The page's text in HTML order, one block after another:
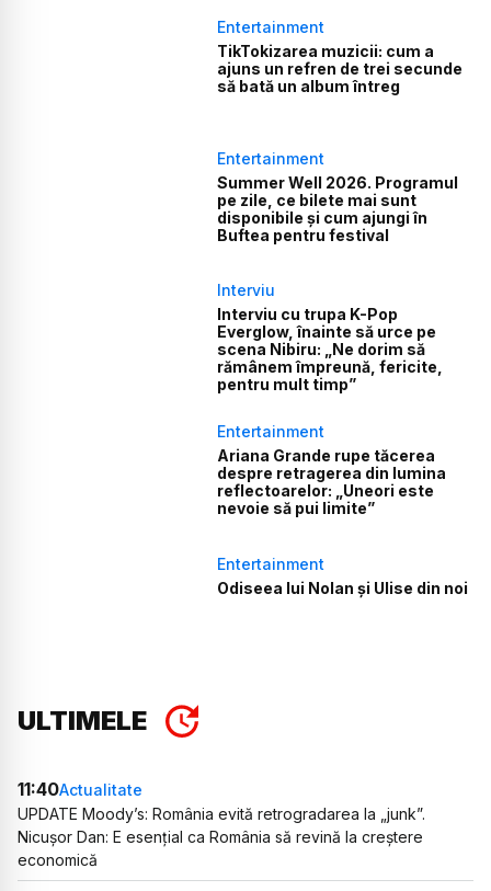
Entertainment
TikTokizarea muzicii: cum a
ajuns un refren de trei secunde
să bată un album întreg
Entertainment
Summer Well 2026. Programul
pe zile, ce bilete mai sunt
disponibile și cum ajungi în
Buftea pentru festival
Interviu
Interviu cu trupa K-Pop
Everglow, înainte să urce pe
scena Nibiru: „Ne dorim să
rămânem împreună, fericite,
pentru mult timp”
Entertainment
Ariana Grande rupe tăcerea
despre retragerea din lumina
reflectoarelor: „Uneori este
nevoie să pui limite”
Entertainment
Odiseea lui Nolan și Ulise din noi
ULTIMELE
11:40Actualitate
UPDATE Moody’s: România evită retrogradarea la „junk”.
Nicușor Dan: E esențial ca România să revină la creștere
economică